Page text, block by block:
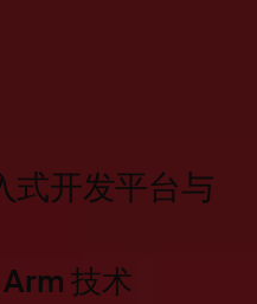
式开发平台与
技术